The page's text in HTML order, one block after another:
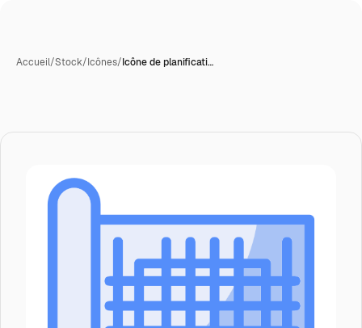
Accueil/Stock/Icônes/Icône de planificati…